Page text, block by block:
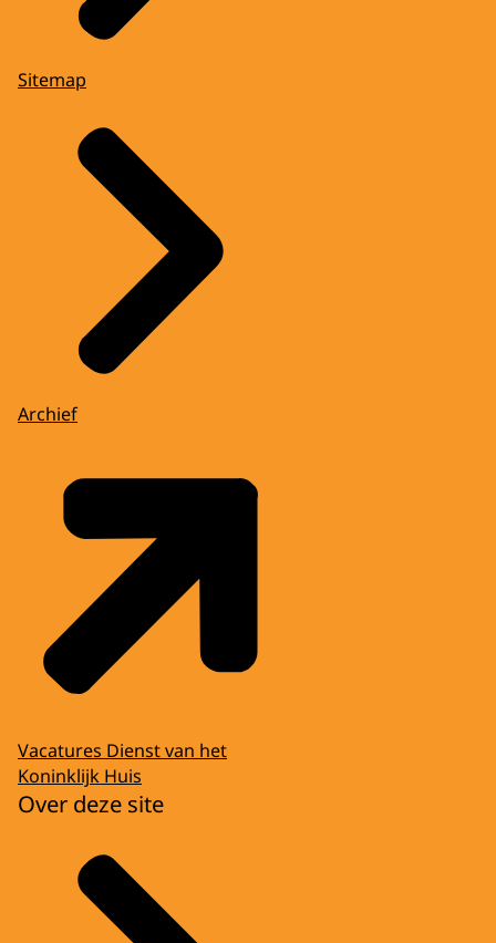
Sitemap
Archief
Vacatures Dienst van het
Koninklijk Huis
Over deze site